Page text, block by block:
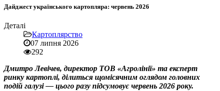
Дайджест українського картопляра: червень 2026
Деталі
Картоплярство
07 липня 2026
292
Дмитро Левічев, директор ТОВ «Агролінії» та експерт
ринку картоплі, ділиться щомісячним оглядом головних
подій галузі — цього разу підсумовує червень 2026 року.